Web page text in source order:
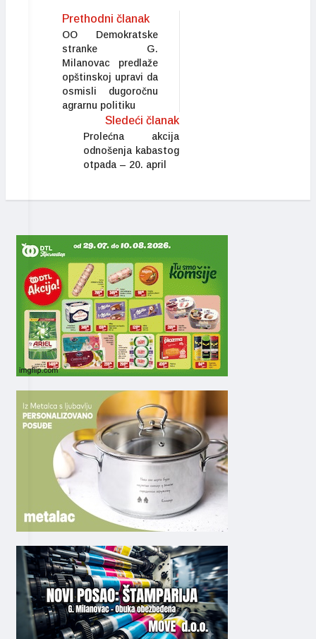
Prethodni članak
OO Demokratske
stranke G.
Milanovac predlaže
opštinskoj upravi da
osmisli dugoročnu
agrarnu politiku
Sledeći članak
Prolećna akcija
odnošenja kabastog
otpada – 20. april